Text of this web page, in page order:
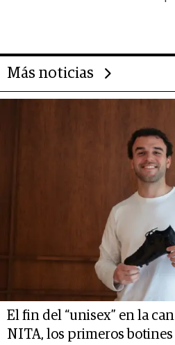
Más noticias
El fin del “unisex” en la
NITA, los primeros